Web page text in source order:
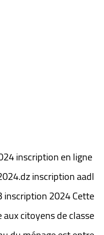
inscription en ligne
inscription aadl
inscription 2024 Cette
citoyens de classe